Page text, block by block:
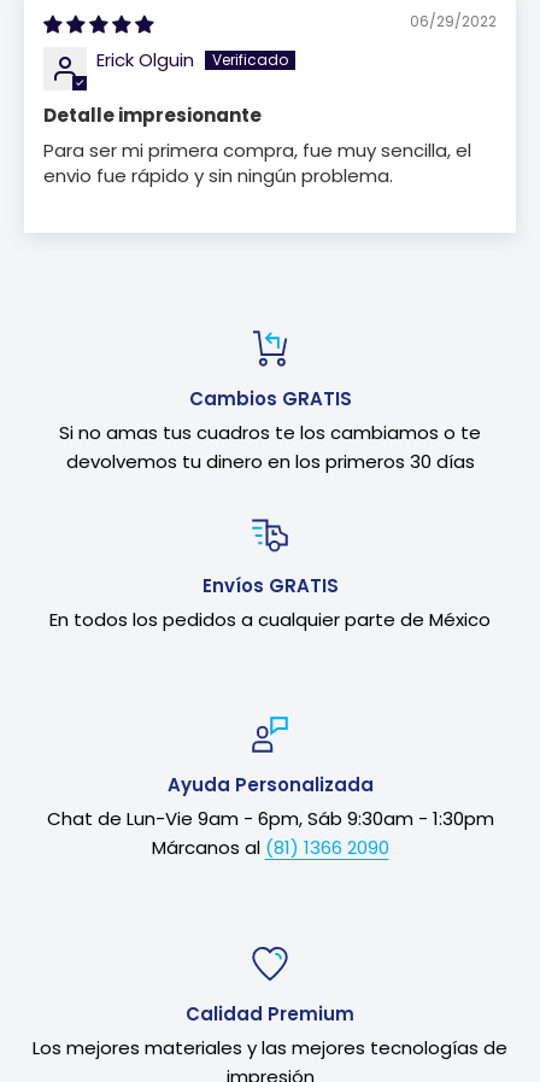
06/29/2022
Erick Olguin
Detalle impresionante
Para ser mi primera compra, fue muy sencilla, el
envio fue rápido y sin ningún problema.
Cambios GRATIS
Si no amas tus cuadros te los cambiamos o te
devolvemos tu dinero en los primeros 30 días
Envíos GRATIS
En todos los pedidos a cualquier parte de México
Ayuda Personalizada
Chat de Lun-Vie 9am - 6pm, Sáb 9:30am - 1:30pm
Márcanos al (81) 1366 2090
Calidad Premium
Los mejores materiales y las mejores tecnologías de
impresión